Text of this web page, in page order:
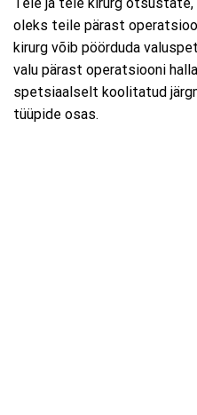
oleks teile pärast
kirurg võib pöörduda
valu pärast operatsiooni
spetsiaalselt koolitatud
tüüpide osas.